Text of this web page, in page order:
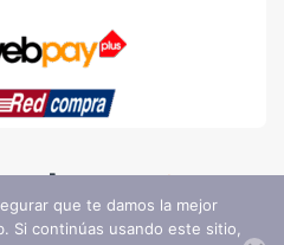
que te damos la mejor
Si continúas usando este sitio,